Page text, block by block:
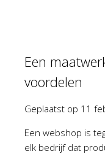
Een
voordelen
Geplaatst op 11
Een webshop is
elk bedrijf dat